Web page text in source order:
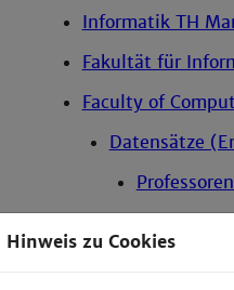
Informatik TH
Fakultät für
Faculty of
Datensätze
Hinweis zu Cookies